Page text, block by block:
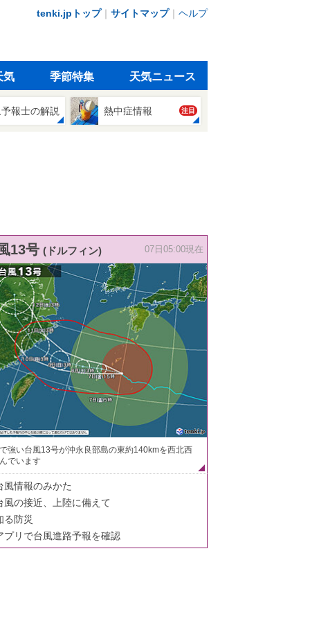
tenki.jpトップ｜ サイトマップ｜ ヘルプ
気 季節特集 天気ニュース
報士の解説 熱中症情報 注目
13号 (ドルフィン) 07日05:00現在
強い台風13号が沖永良部島の東約140kmを西北西
でいます
風情報のみかた
風の接近、上陸に備えて
る防災
プリで台風進路予報を確認